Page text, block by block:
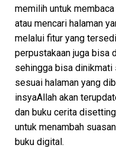
memilih untuk
atau mencari halaman
melalui fitur yang
perpustakaan juga bisa
sehingga bisa
sesuai halaman yang
insyaAllah akan
dan buku cerita
untuk menambah
buku digital.